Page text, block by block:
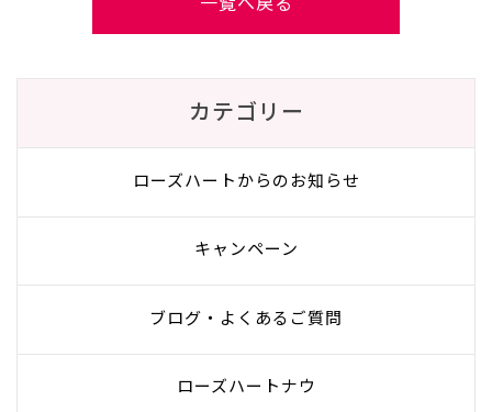
一覧へ戻る
カテゴリー
ローズハートからのお知らせ
キャンペーン
ブログ・よくあるご質問
ローズハートナウ